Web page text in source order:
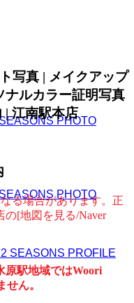
PHOTO
PHOTO
SEASONS PROFILE
写真 | メイクアップ
ナルカラー証明写真
| 江南駅本店
る場合があります。正
[地図を見る/Naver
原駅地域ではWoori
ん。